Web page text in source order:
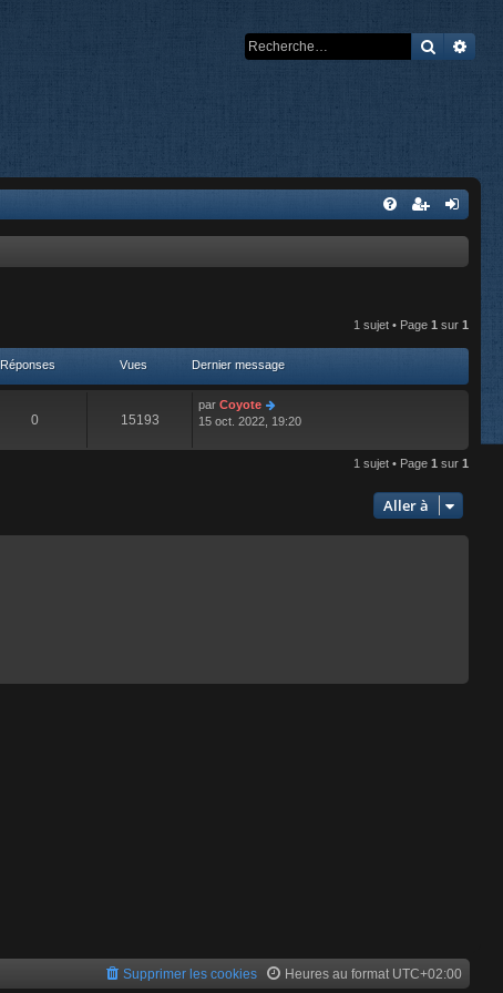
1 sujet • Page 1 sur 1
Réponses Vues Dernier message
0 15193
par Coyote
15 oct. 2022, 19:20
1 sujet • Page 1 sur 1
Aller à
Heures au format UTC+02:00
Supprimer les cookies